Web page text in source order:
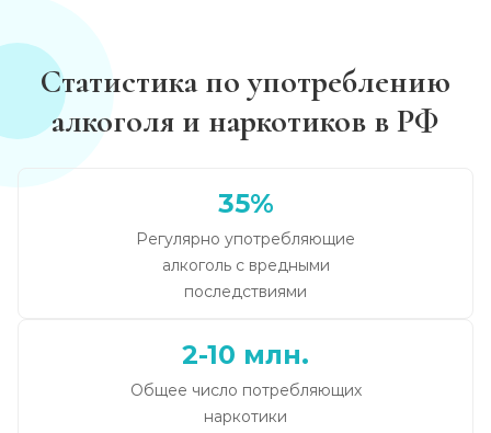
Статистика по употреблению
алкоголя и наркотиков в РФ
35%
Регулярно употребляющие
алкоголь с вредными
последствиями
2-10 млн.
Общее число потребляющих
наркотики